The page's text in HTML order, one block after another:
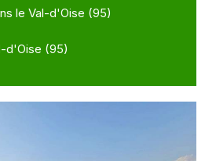
le Val-d'Oise (95)
d'Oise (95)